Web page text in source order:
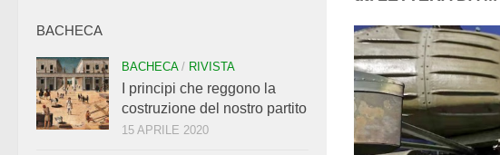
BACHECA
BACHECA/ RIVISTA
I principi che reggono la
costruzione del nostro partito
15 APRILE 2020